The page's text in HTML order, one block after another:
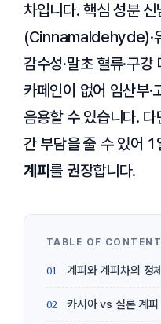
차입니다. 핵심 성분 신
(Cinnamaldehyde)·
감수성·말초 혈류·구
카페인이 없어 임산부·
음용할 수 있습니다. 다
간 부담을 줄 수 있어
계피 를 권장합니다.
계피와 계피차의 정체
카시아 vs 실론 계피